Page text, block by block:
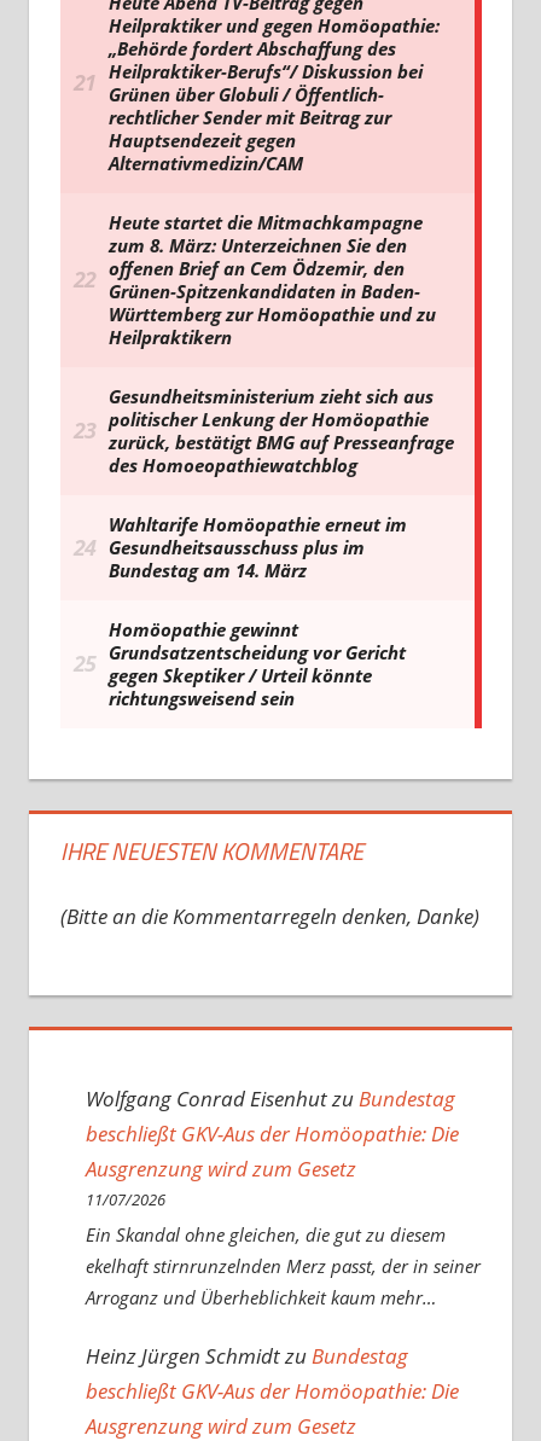
IHRE NEUESTEN KOMMENTARE
(Bitte an die Kommentarregeln denken, Danke)
Wolfgang Conrad EisenhutzuBundestag
beschließt GKV-Aus der Homöopathie: Die
Ausgrenzung wird zum Gesetz
11/07/2026
Ein Skandal ohne gleichen, die gut zu diesem
ekelhaft stirnrunzelnden Merz passt, der in seiner
Arroganz und Überheblichkeit kaum mehr…
Heinz Jürgen SchmidtzuBundestag
beschließt GKV-Aus der Homöopathie: Die
Ausgrenzung wird zum Gesetz